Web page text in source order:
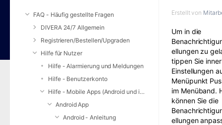
FAQ - Häufig gestellte Fragen
DIVERA 24/7 Allgemein
Registrieren/Bestellen/Upgraden
Hilfe für Nutzer
Hilfe - Alarmierung und Meldungen
Hilfe - Benutzerkonto
Hilfe - Mobile Apps (Android und iOS)
Android App
Android - Anleitung
Erstellt von
Um in die
ellungen zu
tippen Sie
Einstellungen
Menüpunkt
im Menüband.
können Sie die
ellungen